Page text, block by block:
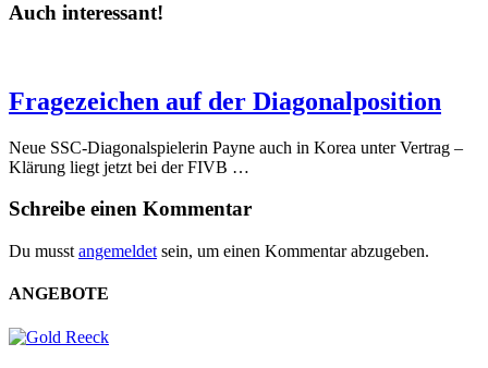
Auch interessant!
Fragezeichen auf der Diagonalposition
Neue SSC-Diagonalspielerin Payne auch in Korea unter Vertrag –
Klärung liegt jetzt bei der FIVB …
Schreibe einen Kommentar
Du musst angemeldet sein, um einen Kommentar abzugeben.
ANGEBOTE